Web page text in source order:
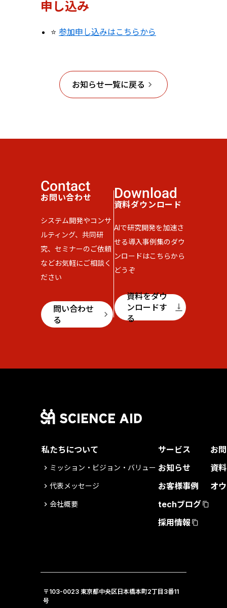
申し込み
️⭐️ 参加申し込みはこちらから
お知らせ一覧に戻る keyboard_arrow_right
Contact
お問い合わせ
システム開発やコンサ
ルティング、共同研
究、セミナーのご依頼
などお気軽にご相談く
ださい
問い合わせ
る
keyboard_arrow_right
Download
資料ダウンロード
AIで研究開発を加速さ
せる導入事例集のダウ
ンロードはこちらから
どうぞ
資料をダウ
ンロードす
る
vertical_align_bottom
私たちについて
keyboard_arrow_right ミッション・ビジョン・バリュー
keyboard_arrow_right 代表メッセージ
keyboard_arrow_right 会社概要
サービス
お知らせ
お客様事例
techブログ content_copy
採用情報 content_copy
お
資
オ
〒103-0023 東京都中央区日本橋本町2丁目3番11
号